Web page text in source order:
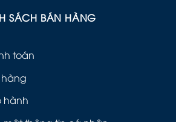
SÁCH BÁN HÀNG
toán
hành